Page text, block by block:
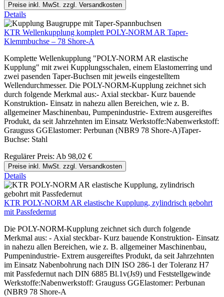
Preise inkl. MwSt. zzgl. Versandkosten
Details
KTR Wellenkupplung komplett POLY-NORM AR Taper-
Klemmbuchse – 78 Shore-A
Komplette Wellenkupplung "POLY-NORM AR elastische
Kupplung" mit zwei Kupplungsschalen, einem Elastomerring und
zwei pasenden Taper-Buchsen mit jeweils eingestelltem
Wellendurchmesser. Die POLY-NORM-Kupplung zeichnet sich
durch folgende Merkmal aus:- Axial steckbar- Kurz bauende
Konstruktion- Einsatz in nahezu allen Bereichen, wie z. B.
allgemeiner Maschinenbau, Pumpenindustrie- Extrem ausgereiftes
Produkt, da seit Jahrzehnten im Einsatz Werkstoffe:Nabenwerkstoff:
Grauguss GGElastomer: Perbunan (NBR9 78 Shore-A)Taper-
Buchse: Stahl
Regulärer Preis: Ab 98,02 €
Preise inkl. MwSt. zzgl. Versandkosten
Details
KTR POLY-NORM AR elastische Kupplung, zylindrisch gebohrt
mit Passfedernut
Die POLY-NORM-Kupplung zeichnet sich durch folgende
Merkmal aus: - Axial steckbar- Kurz bauende Konstruktion- Einsatz
in nahezu allen Bereichen, wie z. B. allgemeiner Maschinenbau,
Pumpenindustrie- Extrem ausgereiftes Produkt, da seit Jahrzehnten
im Einsatz Nabenbohrung nach DIN ISO 286-1 der Toleranz H7
mit Passfedernut nach DIN 6885 Bl.1v(Js9) und Feststellgewinde
Werkstoffe:Nabenwerkstoff: Grauguss GGElastomer: Perbunan
(NBR9 78 Shore-A